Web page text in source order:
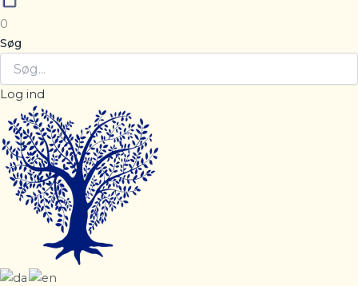
0
Søg
Log ind